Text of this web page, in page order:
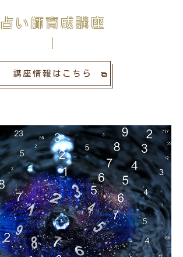
占い師育成講座
講座情報はこちら